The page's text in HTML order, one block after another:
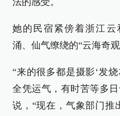
她的民宿紧傍着浙江云
涌、仙气缭绕的“云海奇
“来的很多都是摄影‘发
全凭运气，有时苦等多
说，“现在，气象部门推